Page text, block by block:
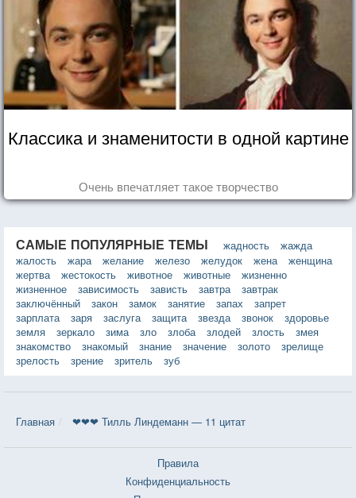
Классика и знаменитости в одной картине
Очень впечатляет такое творчество
САМЫЕ ПОПУЛЯРНЫЕ ТЕМЫ жадность
жажда
жалость
жара желание железо желудок жена
женщина
жертва
жестокость животное животные
жизненно
жизненное
зависимость зависть завтра
завтрак
заключённый
закон замок занятие запах
запрет
зарплата
заря заслуга защита звезда звонок
здоровье
земля
зеркало зима зло злоба злодей злость
змея
знакомство
знакомый знание значение золото
зрелище
зрелость
зрение зритель зуб
Главная ❤❤❤ Тилль Линдеманн — 11 цитат
Правила
Конфиденциальность